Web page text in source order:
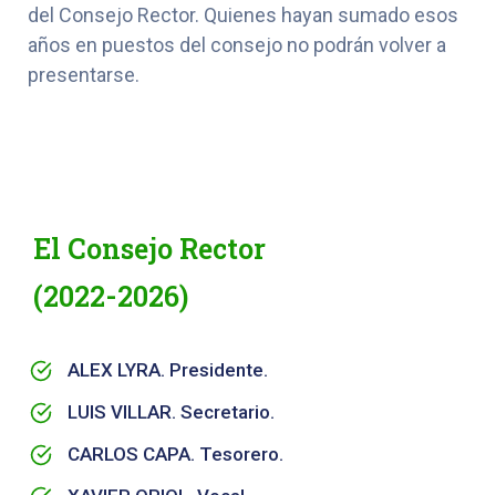
del Consejo Rector. Quienes hayan sumado esos
años en puestos del consejo no podrán volver a
presentarse.
El Consejo Rector
(2022-2026)
ALEX LYRA. Presidente.
LUIS VILLAR. Secretario.
CARLOS CAPA. Tesorero.